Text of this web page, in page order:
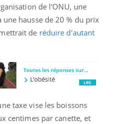
de l'ONU, une
hausse de 20 % du prix
de réduire d’autant
taxe vise les boissons
centimes par canette, et